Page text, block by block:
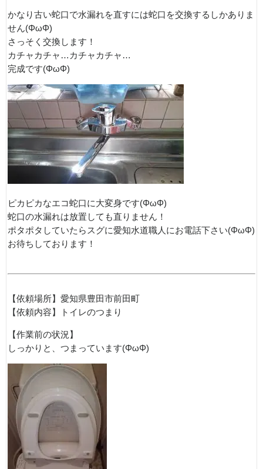
かなり古い蛇口で水漏れを直すには蛇口を交換するしかありま
せん(ΦωΦ)
さっそく交換します！
カチャカチャ…カチャカチャ…
完成です(ΦωΦ)
ピカピカなエコ蛇口に大変身です(ΦωΦ)
蛇口の水漏れは放置しても直りません！
ポタポタしていたらスグに愛知水道職人にお電話下さい(ΦωΦ)
お待ちしております！
【依頼場所】愛知県豊田市前田町
【依頼内容】トイレのつまり
【作業前の状況】
しっかりと、つまっています(ΦωΦ)